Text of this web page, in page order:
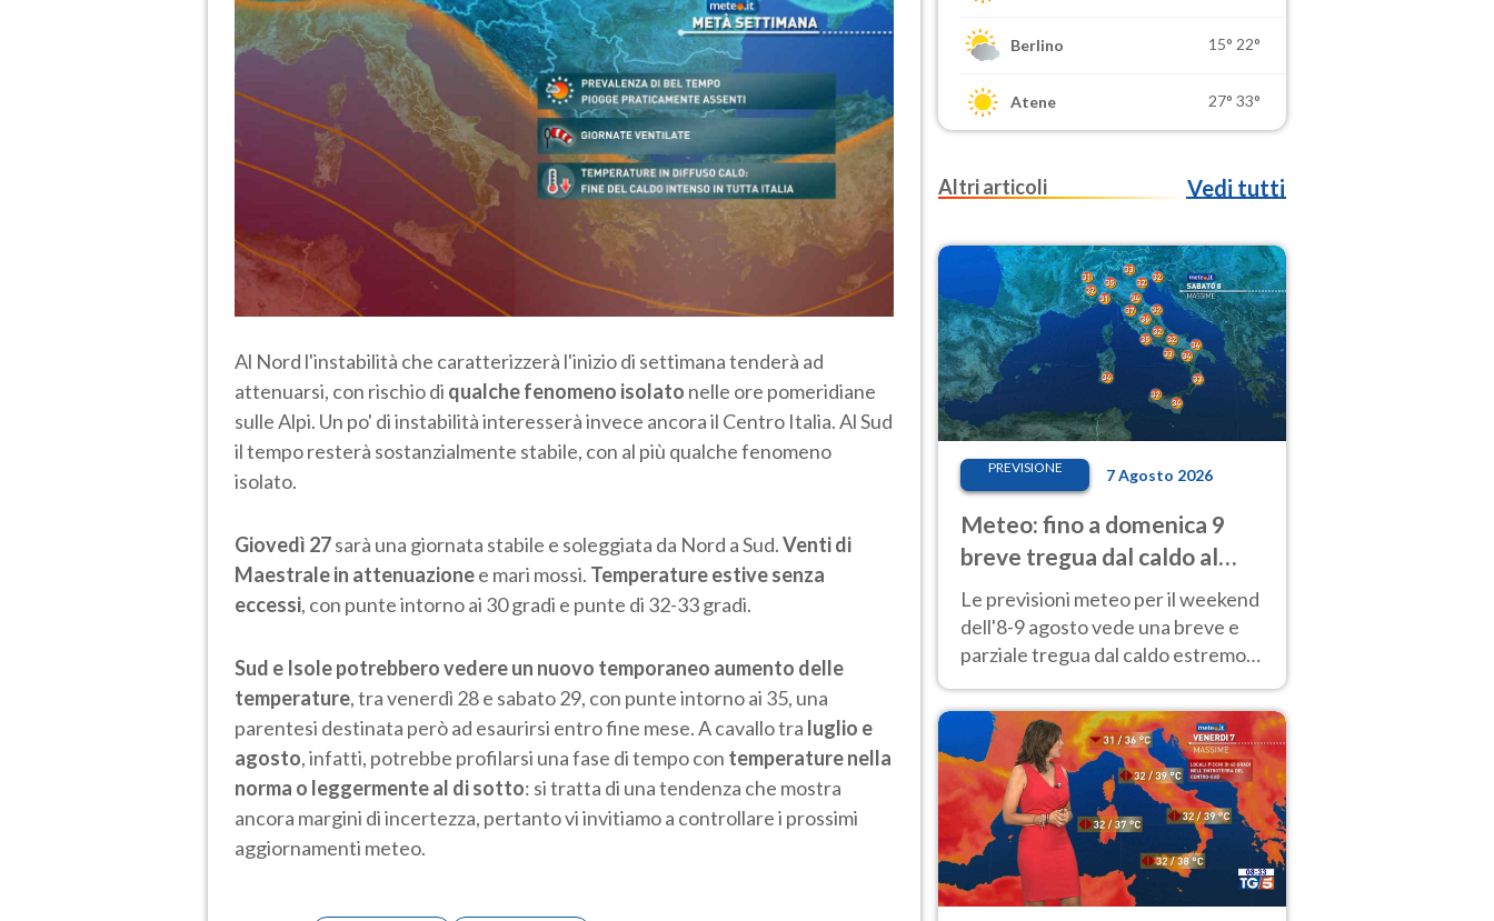
Al Nord l'instabilità che caratterizzerà l'inizio di settimana tenderà ad
attenuarsi, con rischio di qualche fenomeno isolato nelle ore pomeridiane
sulle Alpi. Un po' di instabilità interesserà invece ancora il Centro Italia. Al Sud
il tempo resterà sostanzialmente stabile, con al più qualche fenomeno
isolato.
Giovedì 27sarà una giornata stabile e soleggiata da Nord a Sud.Venti di
Maestrale in attenuazionee mari mossi. Temperature estive senza
eccessi, con punte intorno ai 30 gradi e punte di 32-33 gradi.
Sud e Isole potrebbero vedere un nuovo temporaneo aumento delle
temperature, tra venerdì 28 e sabato 29, con punte intorno ai 35, una
parentesi destinata però ad esaurirsi entro fine mese. A cavallo tra luglio e
agosto, infatti, potrebbe profilarsi una fase di tempo con temperature nella
norma o leggermente al di sotto: si tratta di una tendenza che mostra
ancora margini di incertezza, pertanto vi invitiamo a controllare i prossimi
aggiornamenti meteo.
Berlino 15° 22°
Atene 27° 33°
Altri articoli Vedi tutti
PREVISIONE 7 Agosto 2026
Meteo: fino a domenica 9
breve tregua dal caldo al
Nord! Altrove calura e afa
Le previsioni meteo per il weekend
dell'8-9 agosto vede una breve e
parziale tregua dal caldo estremo
40 gradi.